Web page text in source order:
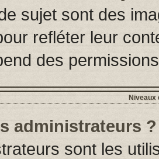
sujet sont des
refléter leur
des
Niveaux
administrateurs ?
sont les